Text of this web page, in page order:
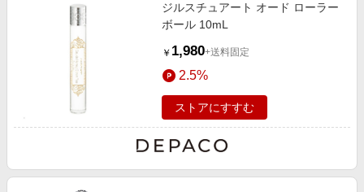
ジルスチュアート オード ローラー
ボール 10mL
￥ 1,980+送料固定
2.5%
ストアにすすむ